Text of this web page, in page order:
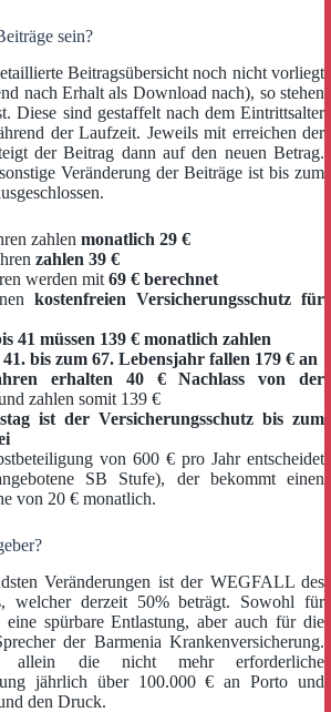
sein?
Beitragsübersicht noch nicht vorliegt
nach Erhalt als Download nach), so stehen
Diese sind gestaffelt nach dem Eintrittsalter
der Laufzeit. Jeweils mit erreichen der
der Beitrag dann auf den neuen Betrag.
Veränderung der Beiträge ist bis zum
zahlen monatlich 29 €
zahlen 39 €
werden mit 69 € berechnet
kostenfreien Versicherungsschutz für
41 müssen 139 € monatlich zahlen
41. bis zum 67. Lebensjahr fallen 179 € an
erhalten 40 € Nachlass von der
zahlen somit 139 €
ist der Versicherungsschutz bis zum
von 600 € pro Jahr entscheidet
SB Stufe), der bekommt einen
von 20 € monatlich.
Veränderungen ist der WEGFALL des
welcher derzeit 50% beträgt. Sowohl für
spürbare Entlastung, aber auch für die
der Barmenia Krankenversicherung.
allein die nicht mehr erforderliche
jährlich über 100.000 € an Porto und
den Druck.